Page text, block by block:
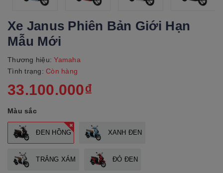
Xe Janus Phiên Bản Giới Hạn
Mẫu Mới
Thương hiệu: Yamaha
Tình trạng: Còn hàng
33.100.000₫
Màu sắc
ĐEN HỒNG XANH ĐEN
TRẮNG XÁM ĐỎ ĐEN